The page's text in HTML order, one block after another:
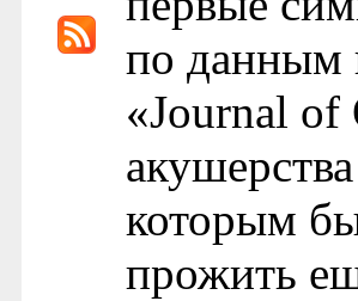
по данным
«Journal of
которым
прожить